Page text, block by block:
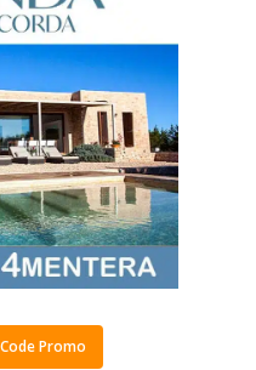
Promo